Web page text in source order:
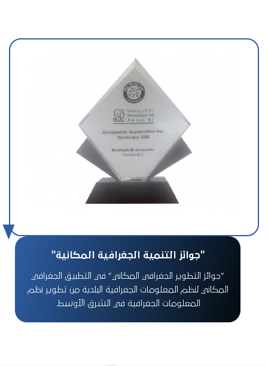
"جوائز التنمية الجغرافية المكانية"
“جوائز التطوير الجغرافي المكاني” في التطبيق الجغرافي
المكاني لنظم المعلومات الجغرافية البلدية من تطوير نظم
المعلومات الجغرافية في الشرق الأوسط.